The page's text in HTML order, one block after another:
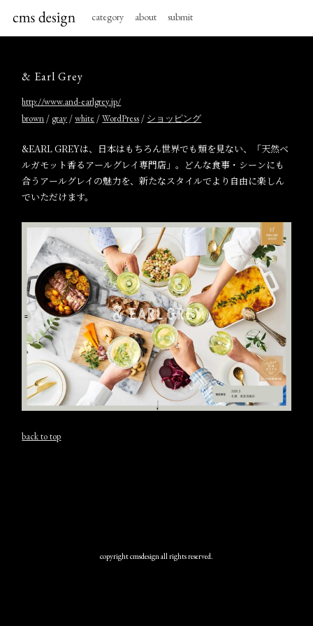
category about submit
& Earl Grey
http://www.and-earlgrey.jp/
brown / gray /white /WordPress / ショッピング
&EARL GREYは、日本はもちろん世界でも類を見ない、「天然ベ
ルガモット香るアールグレイ専門店」。どんな食事・シーンにも
合うアールグレイの魅力を、新たなスタイルでより自由に楽しん
でいただけます。
back to top
copyright cmsdesign all rights reserved.